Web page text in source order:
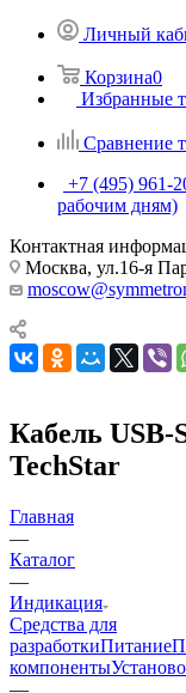
Личный
Корзина0
Избранные
Сравнение
+7 (495) 961-
рабочим дням)
Контактная
Москва, ул.16-я
Кабель USB-
TechStar
Главная
—
Каталог
—
Индикация
Средства для
разработкиПитание
компоненты
—